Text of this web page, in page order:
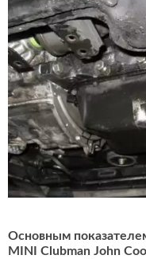
Основным
MINI Clubman John